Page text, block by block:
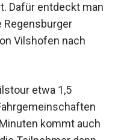
Dafür entdeckt man
Regensburger
Vilshofen nach
etwa 1,5
kommt auch